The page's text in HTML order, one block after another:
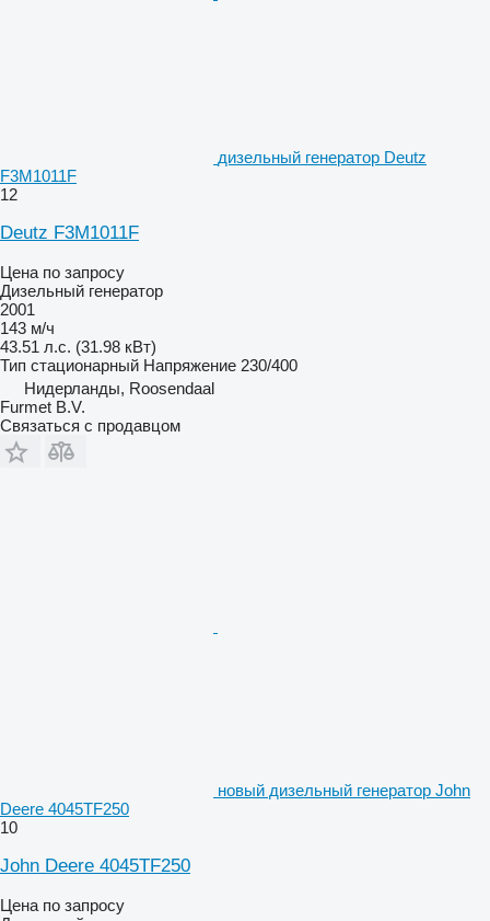
дизельный генератор Deutz
F3M1011F
12
Deutz F3M1011F
Цена по запросу
Дизельный генератор
2001
143 м/ч
43.51 л.с. (31.98 кВт)
Тип стационарный Напряжение 230/400
Нидерланды, Roosendaal
Furmet B.V.
Связаться с продавцом
новый дизельный генератор John
Deere 4045TF250
10
John Deere 4045TF250
Цена по запросу